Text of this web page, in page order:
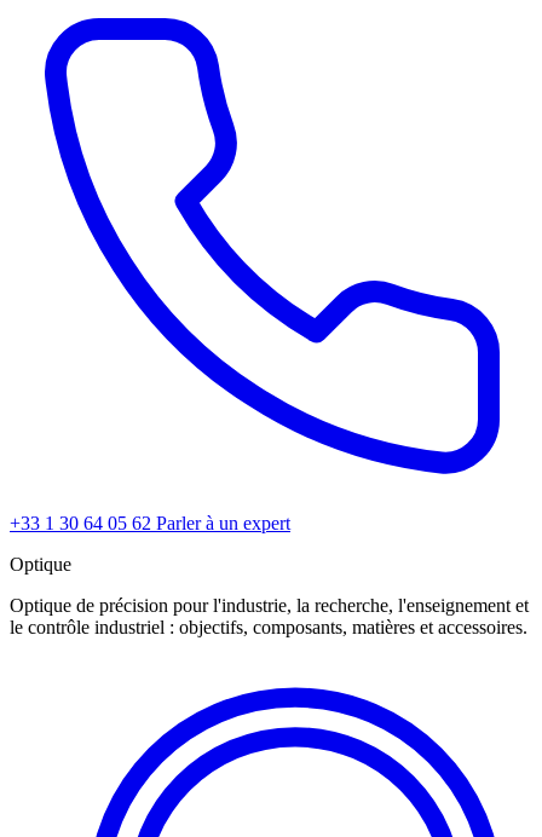
+33 1 30 64 05 62 Parler à un expert
Optique
Optique de précision pour l'industrie, la recherche, l'enseignement et
le contrôle industriel : objectifs, composants, matières et accessoires.